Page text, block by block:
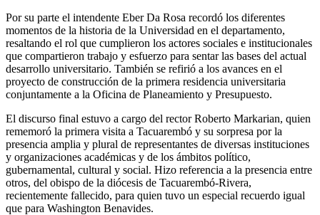
Por su parte el intendente Eber Da Rosa recordó los diferentes
momentos de la historia de la Universidad en el departamento,
resaltando el rol que cumplieron los actores sociales e institucionales
que compartieron trabajo y esfuerzo para sentar las bases del actual
desarrollo universitario. También se refirió a los avances en el
proyecto de construcción de la primera residencia universitaria
conjuntamente a la Oficina de Planeamiento y Presupuesto.
El discurso final estuvo a cargo del rector Roberto Markarian, quien
rememoró la primera visita a Tacuarembó y su sorpresa por la
presencia amplia y plural de representantes de diversas instituciones
y organizaciones académicas y de los ámbitos político,
gubernamental, cultural y social. Hizo referencia a la presencia entre
otros, del obispo de la diócesis de Tacuarembó-Rivera,
recientemente fallecido, para quien tuvo un especial recuerdo igual
que para Washington Benavides.